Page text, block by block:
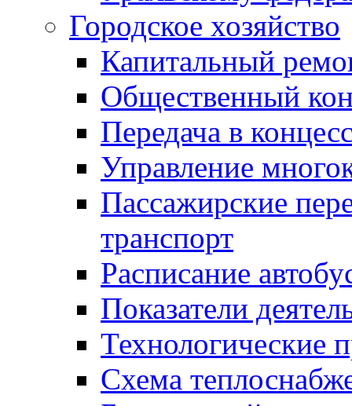
Городское хозяйство
Капитальный
Общественный
Передача в
Управление
Пассажирские
транспорт
Расписание
Показатели
Технологические
Схема